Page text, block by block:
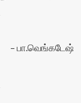
பா.வெங்கடேஷ்